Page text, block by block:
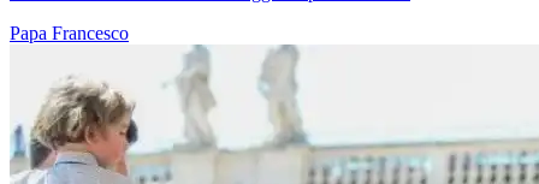
Papa Francesco